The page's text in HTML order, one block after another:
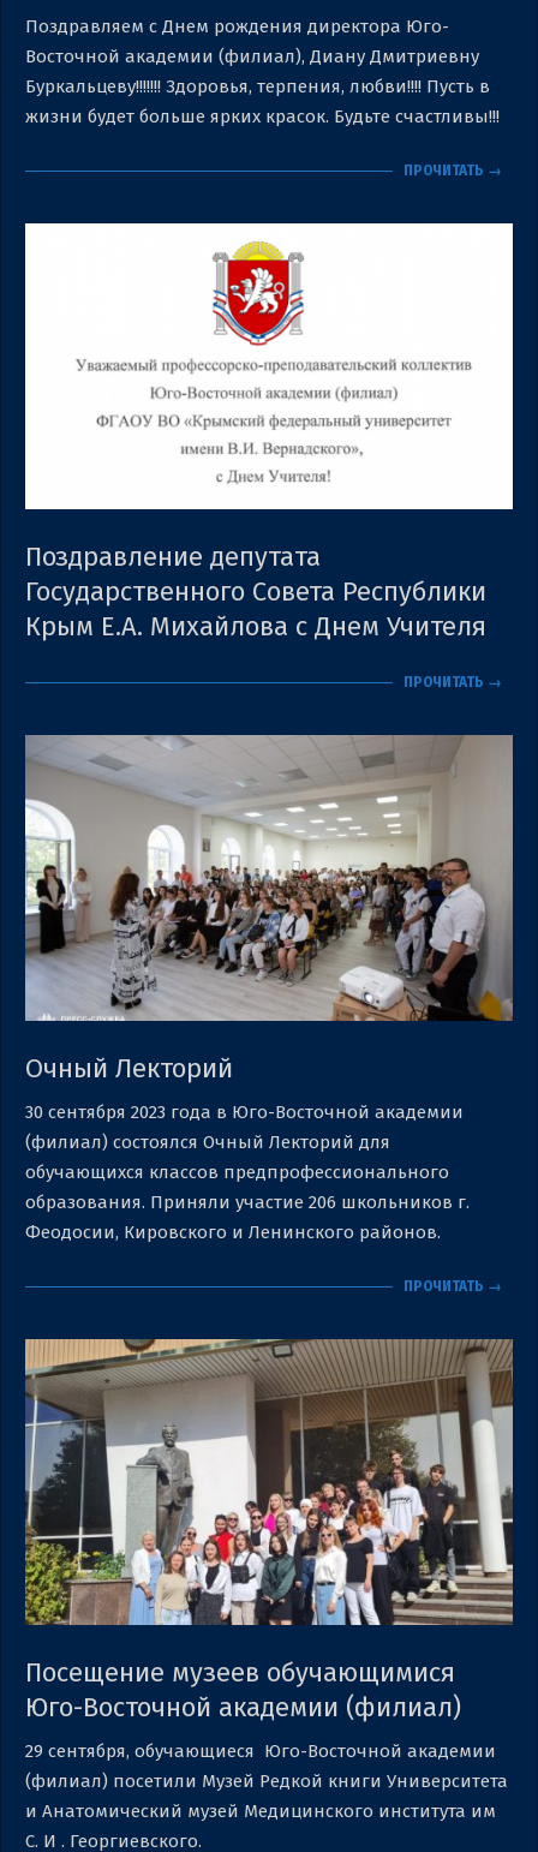
Поздравляем с Днем рождения директора Юго-
Восточной академии (филиал), Диану Дмитриевну
Буркальцеву!!!!!!! Здоровья, терпения, любви!!!! Пусть в
жизни будет больше ярких красок. Будьте счастливы!!!
ПРОЧИТАТЬ →
Поздравление депутата
Государственного Совета Республики
Крым Е.А. Михайлова с Днем Учителя
10-
ПРОЧИТАТЬ →
Очный Лекторий
09-
30
30 сентября 2023 года в Юго-Восточной академии
(филиал) состоялся Очный Лекторий для
обучающихся классов предпрофессионального
образования. Приняли участие 206 школьников г.
Феодосии, Кировского и Ленинского районов.
ПРОЧИТАТЬ →
Посещение музеев обучающимися
Юго-Восточной академии (филиал)
09-
29 сентября, обучающиеся Юго-Восточной академии
(филиал) посетили Музей Редкой книги Университета
и Анатомический музей Медицинского института им
С. И . Георгиевского.